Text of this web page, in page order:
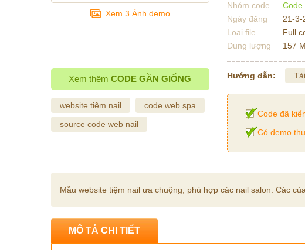
Xem 3 Ảnh demo
Nhóm code
Code
Ngày đăng
21-3-
Loại file
Full
Dung lượng
157
Hướng dẫn:
Code đã
Có demo
Xem thêmCODE GẦN GIỐNG
website tiệm nail
code web spa
source code web nail
Mẫu website tiệm nail ưa chuộng, phù hợp các nail salon. Các
MÔ TẢ CHI TIẾT